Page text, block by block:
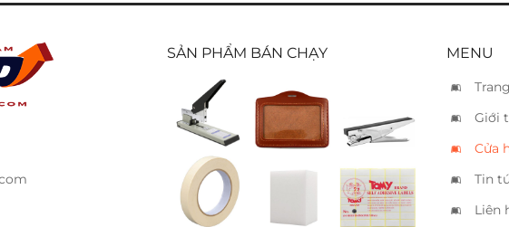
SẢN PHẨM BÁN CHẠY
Bấm kim
Kwtrio
50LA –
210 tờ
Bảng tên
ngang 9
x 6
Kanex
HP45 –
20 tờ
Băng
keo giấy
2.5cm
Nhãn
decal
Tomy 108
MENU
Giới
Cửa
Tin
Liên